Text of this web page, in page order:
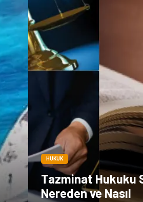
HUKUK
Tazminat Hukuku
Nereden ve Nasıl